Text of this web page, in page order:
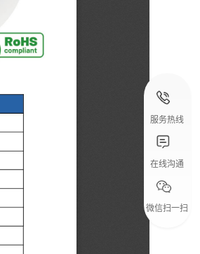
服务热线
在线沟通
微信扫一扫